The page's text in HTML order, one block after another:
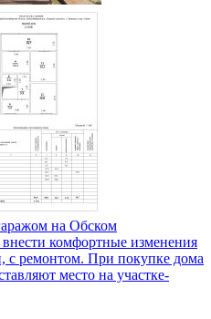
на Обском
комфортные изменения
с ремонтом. При покупке дома
место на участке-